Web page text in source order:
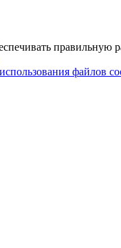
правильную
файлов